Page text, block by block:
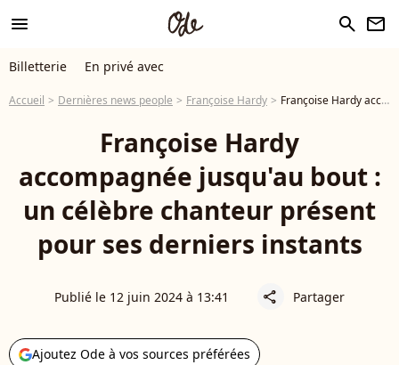
menu search newsletter
Billetterie En privé avec
Accueil Dernières news people Françoise Hardy Françoise Hardy accompagnée jusqu'au bout : un célèbre chanteur présent pour ses derniers instants
Françoise Hardy
accompagnée jusqu'au bout :
un célèbre chanteur présent
pour ses derniers instants
Publié le 12 juin 2024 à 13:41 share Partager
Ajoutez Ode à vos sources préférées